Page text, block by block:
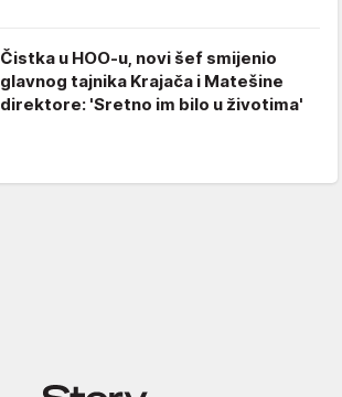
Čistka u HOO-u, novi šef smijenio
glavnog tajnika Krajača i Matešine
direktore: 'Sretno im bilo u životima'